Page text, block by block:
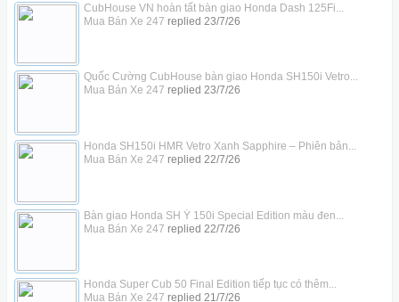
CubHouse VN hoàn tất bàn giao Honda Dash 125Fi...
Mua Bán Xe 247 replied 23/7/26
Quốc Cường CubHouse bàn giao Honda SH150i Vetro...
Mua Bán Xe 247 replied 23/7/26
Honda SH150i HMR Vetro Xanh Sapphire – Phiên bản...
Mua Bán Xe 247 replied 22/7/26
Bàn giao Honda SH Ý 150i Special Edition màu đen...
Mua Bán Xe 247 replied 22/7/26
Honda Super Cub 50 Final Edition tiếp tục có thêm...
Mua Bán Xe 247 replied 21/7/26